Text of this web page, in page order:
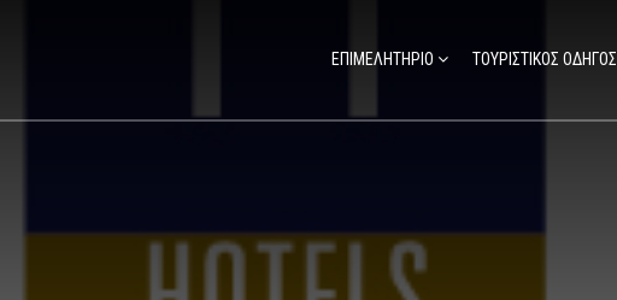
ΕΠΙΜΕΛΗΤΗΡΙΟ ΤΟΥΡΙΣΤΙΚΟΣ ΟΔΗΓΟΣ